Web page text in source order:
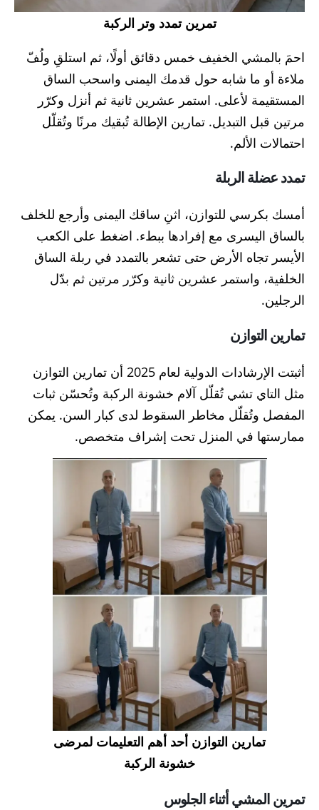
تمرين تمدد وتر الركبة
احمَ بالمشي الخفيف خمس دقائق أولًا، ثم استلقِ ولُفّ
ملاءة أو ما شابه حول قدمك اليمنى واسحب الساق
المستقيمة لأعلى. استمر عشرين ثانية ثم أنزل وكرّر
مرتين قبل التبديل. تمارين الإطالة تُبقيك مرنًا وتُقلّل
احتمالات الألم.
تمدد عضلة الربلة
أمسك بكرسي للتوازن، اثنِ ساقك اليمنى وأرجع للخلف
بالساق اليسرى مع إفرادها ببطء. اضغط على الكعب
الأيسر تجاه الأرض حتى تشعر بالتمدد في ربلة الساق
الخلفية، واستمر عشرين ثانية وكرّر مرتين ثم بدّل
الرجلين.
تمارين التوازن
أثبتت الإرشادات الدولية لعام 2025 أن تمارين التوازن
مثل التاي تشي تُقلّل آلام خشونة الركبة وتُحسّن ثبات
المفصل وتُقلّل مخاطر السقوط لدى كبار السن. يمكن
ممارستها في المنزل تحت إشراف متخصص.
تمارين التوازن أحد أهم التعليمات لمرضى
خشونة الركبة
تمرين المشي أثناء الجلوس